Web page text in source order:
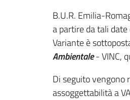
B.U.R. Emilia-
a partire da tali
Variante è
Ambientale- VINC,
Di seguito vengono
assoggettabilità a